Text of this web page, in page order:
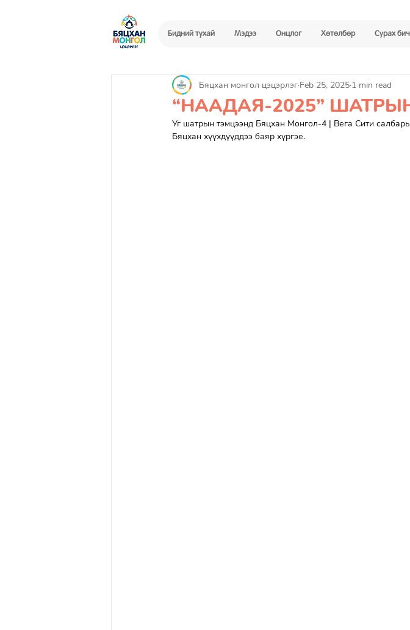
Бидний тухай Мэдээ Онцлог Хөтөлбөр Сурах
“НААДАЯ-2025”
Бяцхан монгол цэцэрлэг Feb 25, 2025 1 min read
Уг шатрын тэмцээнд Бяцхан Монгол-4 | Вега Сити
Бяцхан хүүхдүүддээ баяр хүргэе.